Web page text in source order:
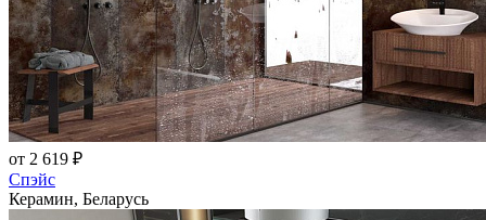
от 2 619 ₽
Спэйс
Керамин, Беларусь